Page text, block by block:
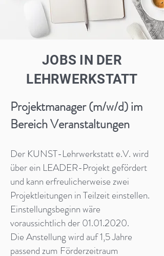
JOBS IN DER
LEHRWERKSTATT
Projektmanager (m/w/d) im
Bereich Veranstaltungen
Der KUNST-Lehrwerkstatt e.V. wird
über ein LEADER-Projekt gefördert
und kann erfreulicherweise zwei
Projektleitungen in Teilzeit einstellen.
Einstellungsbeginn wäre
voraussichtlich der 01.01.2020.
Die Anstellung wird auf 1,5 Jahre
passend zum Förderzeitraum